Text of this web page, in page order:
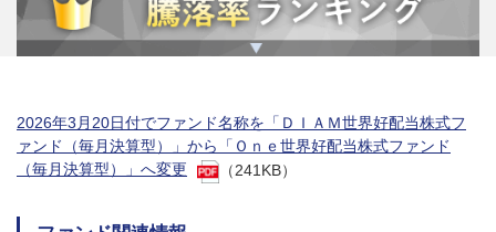
2026年3月20日付でファンド名称を「ＤＩＡＭ世界好配当株式フ
ァンド（毎月決算型）」から「Ｏｎｅ世界好配当株式ファンド
（毎月決算型）」へ変更
（241KB）